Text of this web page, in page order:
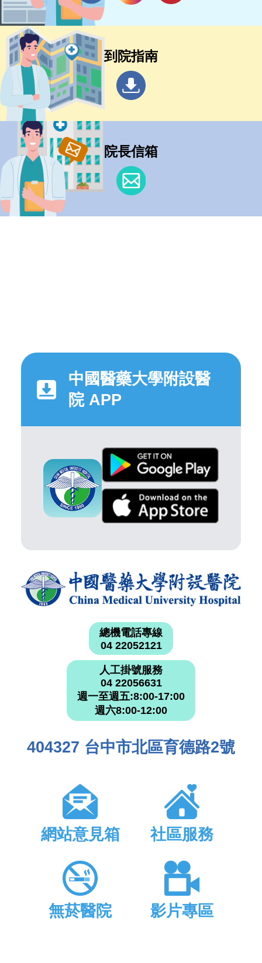
到院指南
院長信箱
中國醫藥大學附設醫
院 APP
總機電話專線
04 22052121
人工掛號服務
04 22056631
週一至週五:8:00-17:00
週六8:00-12:00
404327 台中市北區育德路2號
網站意見箱 社區服務
無菸醫院 影片專區